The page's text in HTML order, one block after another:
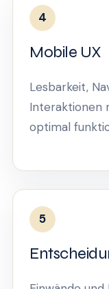
4
Mobile UX
Lesbarkeit,
Interaktionen
optimal
5